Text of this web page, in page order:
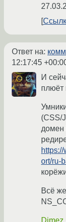
Ответ на:
12:17:45
И
плюёт
(CSS/
домен
ort/ru-
Всё
Dimez